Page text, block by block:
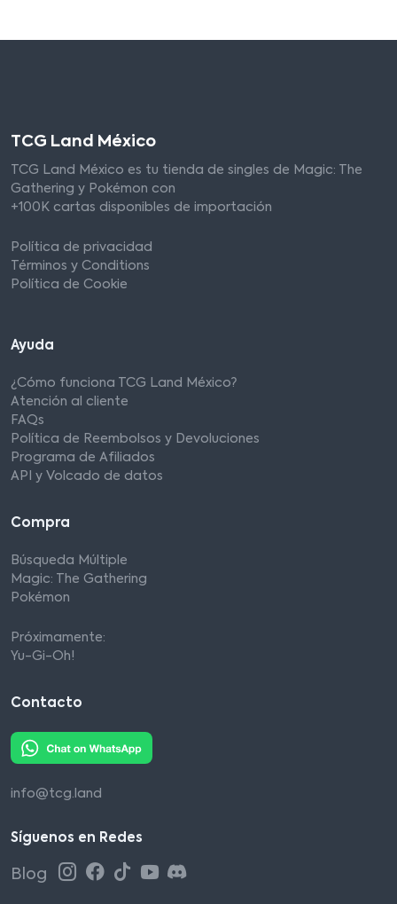
TCG Land México
TCG Land México es tu tienda de singles de Magic: The
Gathering y Pokémon con
+100K cartas disponibles de importación
Política de privacidad
Términos y Conditions
Política de Cookie
Ayuda
¿Cómo funciona TCG Land México?
Atención al cliente
FAQs
Política de Reembolsos y Devoluciones
Programa de Afiliados
API y Volcado de datos
Compra
Búsqueda Múltiple
Magic: The Gathering
Pokémon
Próximamente:
Yu-Gi-Oh!
Contacto
info@tcg.land
Síguenos en Redes
Blog